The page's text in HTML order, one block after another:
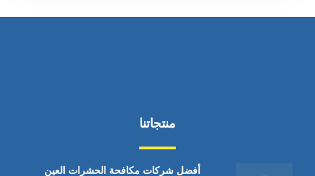
منتجاتنا
أفضل شركات مكافحة الحشرات العين